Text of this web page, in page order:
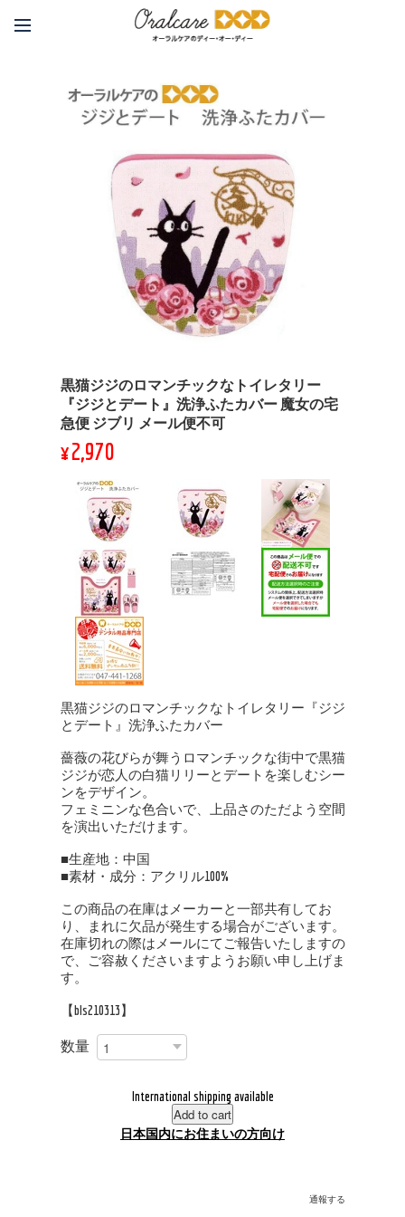
黒猫ジジのロマンチックなトイレタリー
『ジジとデート』洗浄ふたカバー 魔女の宅
急便 ジブリ メール便不可
¥2,970
黒猫ジジのロマンチックなトイレタリー『ジジ
とデート』洗浄ふたカバー
薔薇の花びらが舞うロマンチックな街中で黒猫
ジジが恋人の白猫リリーとデートを楽しむシー
ンをデザイン。
フェミニンな色合いで、上品さのただよう空間
を演出いただけます。
■生産地：中国
■素材・成分：アクリル100%
この商品の在庫はメーカーと一部共有してお
り、まれに欠品が発生する場合がございます。
在庫切れの際はメールにてご報告いたしますの
で、ご容赦くださいますようお願い申し上げま
す。
【bls210313】
数量
International shipping available
Add to cart
日本国内にお住まいの方向け
通報する